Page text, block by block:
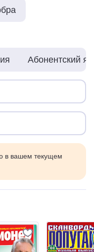
Абонентский
в вашем текущем